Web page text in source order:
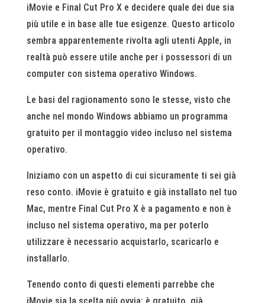
iMovie e Final Cut Pro X e decidere quale dei due sia
più utile e in base alle tue esigenze. Questo articolo
sembra apparentemente rivolta agli utenti Apple, in
realtà può essere utile anche per i possessori di un
computer con sistema operativo Windows.
Le basi del ragionamento sono le stesse, visto che
anche nel mondo Windows abbiamo un programma
gratuito per il montaggio video incluso nel sistema
operativo.
Iniziamo con un aspetto di cui sicuramente ti sei già
reso conto. iMovie è gratuito e già installato nel tuo
Mac, mentre Final Cut Pro X è a pagamento e non è
incluso nel sistema operativo, ma per poterlo
utilizzare è necessario acquistarlo, scaricarlo e
installarlo.
Tenendo conto di questi elementi parrebbe che